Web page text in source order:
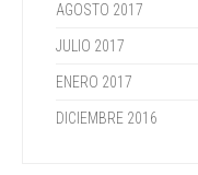
AGOSTO 2017
JULIO 2017
ENERO 2017
DICIEMBRE 2016